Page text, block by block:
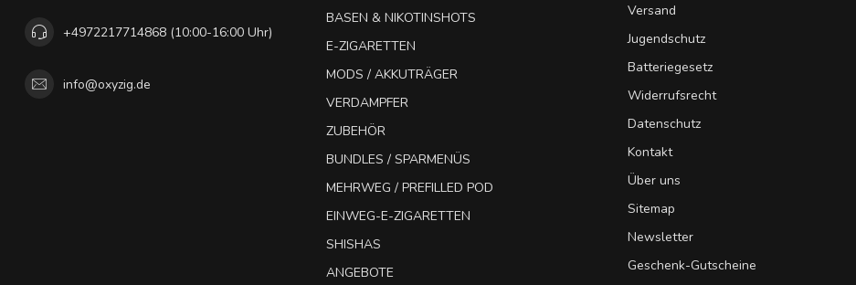
+4972217714868 (10:00-16:00 Uhr)
info@oxyzig.de
BASEN & NIKOTINSHOTS
E-ZIGARETTEN
MODS / AKKUTRÄGER
VERDAMPFER
ZUBEHÖR
BUNDLES / SPARMENÜS
MEHRWEG / PREFILLED POD
EINWEG-E-ZIGARETTEN
SHISHAS
ANGEBOTE
Versand
Jugendschutz
Batteriegesetz
Widerrufsrecht
Datenschutz
Kontakt
Über uns
Sitemap
Newsletter
Geschenk-Gutscheine